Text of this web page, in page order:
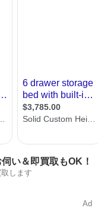
い＆即買取もOK！
します
Ad